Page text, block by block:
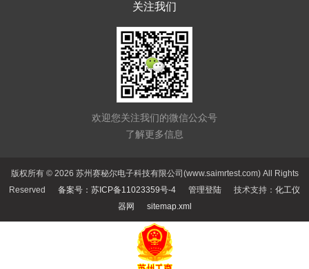
关注我们
欢迎您关注我们的微信公众号
了解更多信息
版权所有 © 2026 苏州赛秘尔电子科技有限公司(www.saimrtest.com) All Rights
Reserved 备案号：苏ICP备11023359号-4 管理登陆 技术支持： 化工仪
器网
sitemap.xml